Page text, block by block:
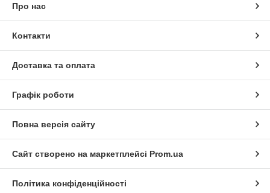
Про нас
Контакти
Доставка та оплата
Графік роботи
Повна версія сайту
Сайт створено на маркетплейсі Prom.ua
Політика конфіденційності